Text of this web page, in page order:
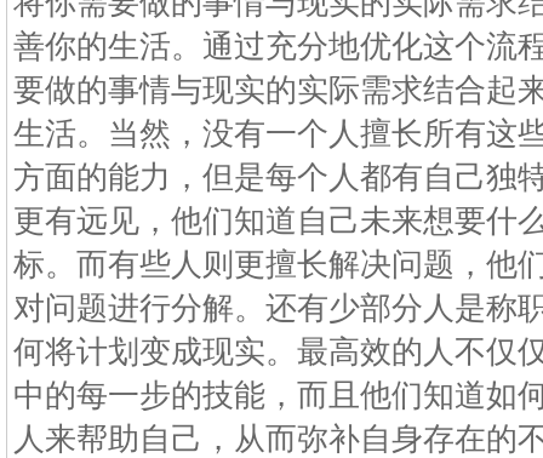
善你的生活。通过充分地优化这个流
要做的事情与现实的实际需求结合起
生活。当然，没有一个人擅长所有这
方面的能力，但是每个人都有自己独
更有远见，他们知道自己未来想要什
标。而有些人则更擅长解决问题，他
对问题进行分解。还有少部分人是称
何将计划变成现实。最高效的人不仅
中的每一步的技能，而且他们知道如
人来帮助自己，从而弥补自身存在的